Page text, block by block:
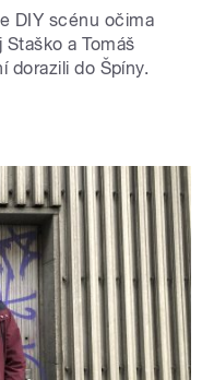
DIY scénu očima
a Tomáš
dorazili do Špíny.